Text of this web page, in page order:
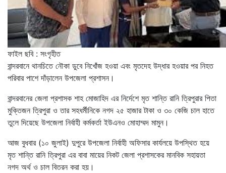
ফাইল ছবি : সংগৃহীত
বান্দরবানে থানচিতে নৌকা ডুবে নিখোঁজ হওয়া এবং মৃতদেহ উদ্ধার হওয়ার পর নিহত
পরিবার পাশে দাঁড়ালেন উপজেলা প্রশাসন।
বান্দরবানের জেলা প্রশাসক শাহ মোজাহিদ এর নির্দেশে মৃত শান্তি রানি ত্রিপুরার পিতা
মুক্তিজন ত্রিপুরা ও তার সহধর্মীনিকে নগদ ২৫ হাজার টাকা ও ৩০ কেজি চাল হাতে
তুলে দিয়েছে উপজেলা নির্বাহী কর্মকর্তা ইউএনও মোহাম্মদ মামুন।
আজ বুধবার (১০ জুলাই) দুপুরে উপজেলা নির্বাহী অফিসার কার্যলয়ে উপস্থিত হয়ে
মৃত শান্তি রানি ত্রিপুরা এর বাবা মায়ের নিকট জেলা প্রশাসকের মানবিক সহায়তা
নগদ অর্থ ও চাল বিতরন করা হয়।